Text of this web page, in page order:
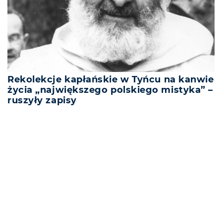
Rekolekcje kapłańskie w Tyńcu na kanwie
życia „największego polskiego mistyka” –
ruszyły zapisy